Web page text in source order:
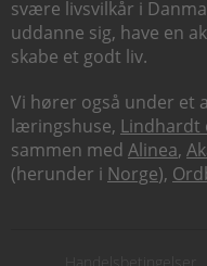
svære livsvilkår i
uddanne sig, have en
skabe et godt liv.
Vi hører også under et
læringshuse, Lindhardt
sammen med Alinea,
(herunder i Norge),